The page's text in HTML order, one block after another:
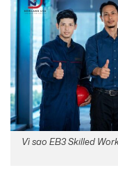
Vì sao EB3 Skilled